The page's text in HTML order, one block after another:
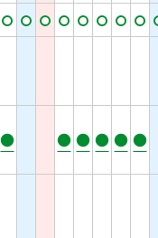
● ● ● ● ● ●